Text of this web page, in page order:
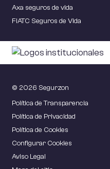
Axa seguros de vida
FIATC Seguros de Vida
© 2026 Segurzon
Política de Transparencia
Política de Privacidad
Política de Cookies
Configurar Cookies
Aviso Legal